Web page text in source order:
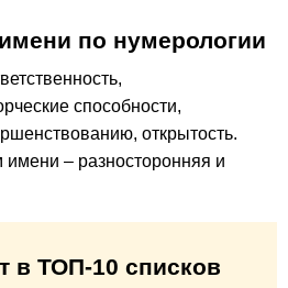
по нумерологии
способности,
открытость.
имени – разносторонняя и
в ТОП-10 списков